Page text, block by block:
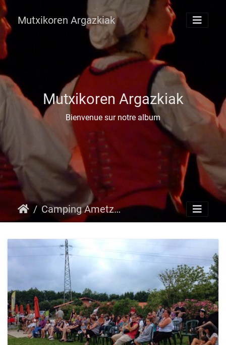
Mutxikoren Argazkiak
Mutxikoren Argazkiak
Bienvenue sur notre album
Camping Ametza 2014